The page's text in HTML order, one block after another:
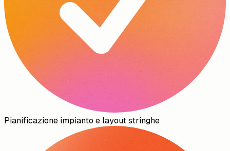
Pianificazione impianto e layout stringhe